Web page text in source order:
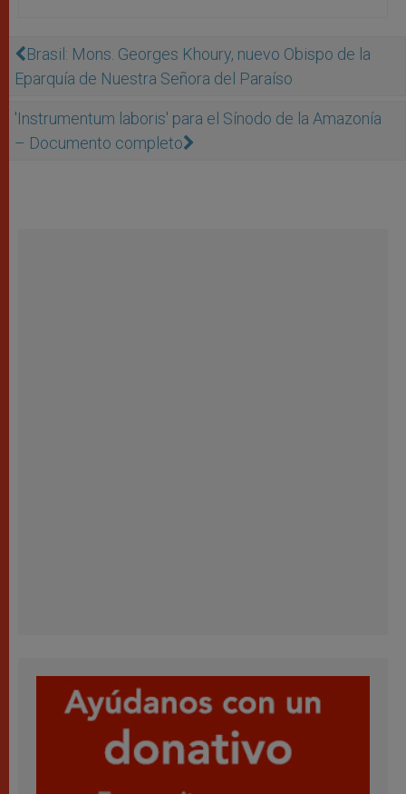
Brasil: Mons. Georges Khoury, nuevo Obispo de la
Eparquía de Nuestra Señora del Paraíso
'Instrumentum laboris' para el Sínodo de la Amazonía
– Documento completo